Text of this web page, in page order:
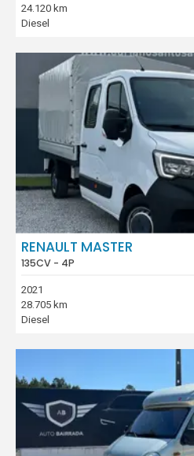
24.120 km
Diesel
RENAULT MASTER
135CV - 4P
2021
28.705 km
Diesel